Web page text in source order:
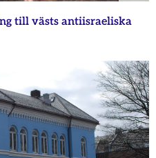
till västs antiisraeliska